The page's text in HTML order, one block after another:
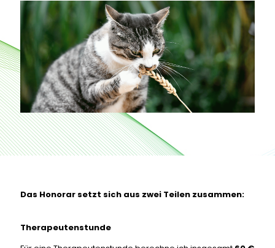
Das Honorar setzt sich aus zwei Teilen zusammen:
Therapeutenstunde